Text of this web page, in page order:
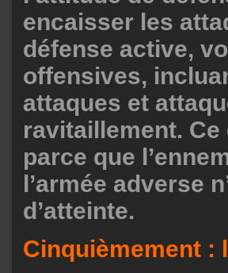
encaisser les
défense active,
offensives,
attaques et
ravitaillement.
parce que
l’armée adverse
d’atteinte.
Cinquièmement :